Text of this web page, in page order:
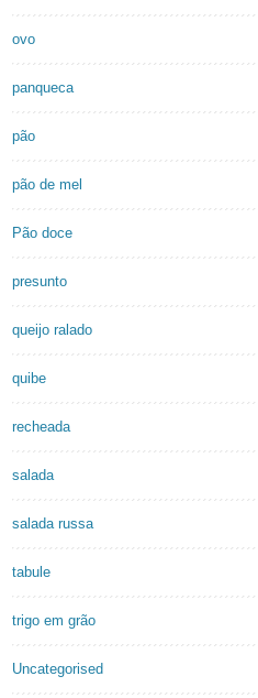
ovo
panqueca
pão
pão de mel
Pão doce
presunto
queijo ralado
quibe
recheada
salada
salada russa
tabule
trigo em grão
Uncategorised